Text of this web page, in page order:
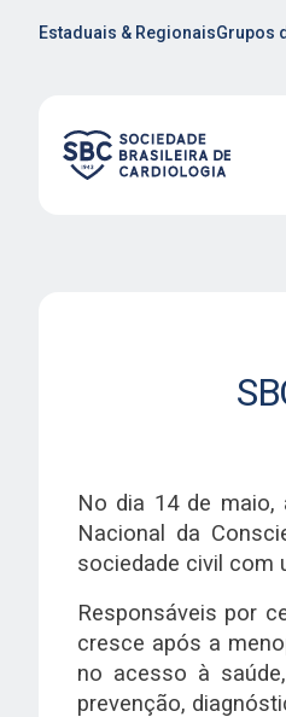
Estaduais & RegionaisGrupos
No dia 14 de maio,
Nacional da
sociedade civil com
Responsáveis por
cresce após a
no acesso à
prevenção,